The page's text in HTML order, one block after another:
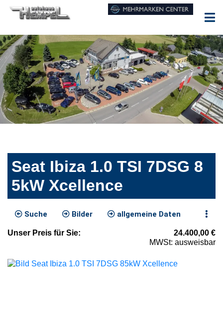
Seat Ibiza 1.0 TSI 7DSG 8
5kW Xcellence
Suche Bilder allgemeine Daten
Unser Preis für Sie: 24.400,00 €
MWSt: ausweisbar